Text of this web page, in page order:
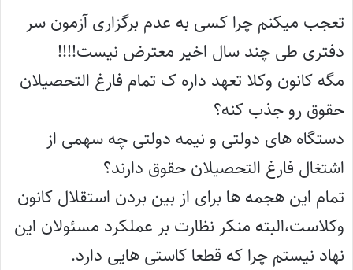
ت
تعجب میکنم چرا کسی به عدم برگزاری آزمون سر
دفتری طی چند سال اخیر معترض نیست!!!!
مگه کانون وکلا تعهد داره ک تمام فارغ التحصیلان
حقوق رو جذب کنه؟
دستگاه های دولتی و نیمه دولتی چه سهمی از
اشتغال فارغ التحصیلان حقوق دارند؟
تمام این هجمه ها برای از بین بردن استقلال کانون
وکلاست،البته منکر نظارت بر عملکرد مسئولان این
نهاد نیستم چرا که قطعا کاستی هایی دارد.